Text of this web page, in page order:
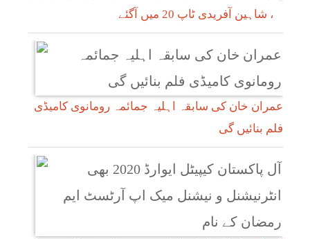
، شاہین آفریدی ٹاپ 20 میں آگئے
عمران خان کی سابقہ اہلیہ جمائمہ رومانوی کامیڈی
فلم بنائیں گی